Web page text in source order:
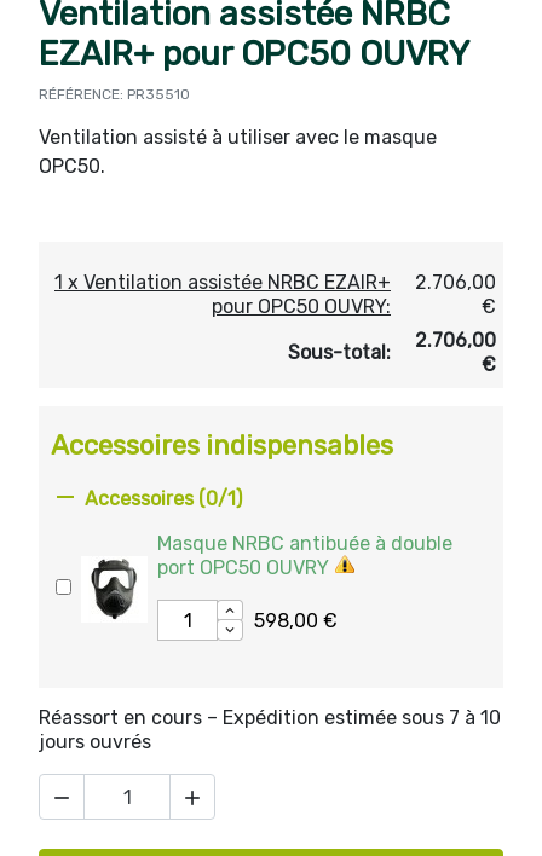
Ventilation assistée NRBC
EZAIR+ pour OPC50 OUVRY
RÉFÉRENCE: PR35510
Ventilation assisté à utiliser avec le masque
OPC50.
1 x Ventilation assistée NRBC EZAIR+
pour OPC50 OUVRY:
2.706,00
€
Sous-total:
2.706,00
€
Accessoires indispensables
 Accessoires (0/1)
Masque NRBC antibuée à double
port OPC50 OUVRY
598,00 €
Réassort en cours – Expédition estimée sous 7 à 10
jours ouvrés
 